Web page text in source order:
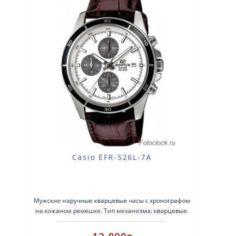
Casio EFR-526L-7A
Мужские наручные кварцевые часы с хронографом
на кожаном ремешке. Тип механизма: кварцевые.
Корпус: нержавеющая стал..